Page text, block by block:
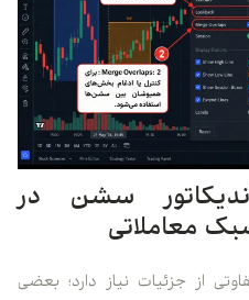
سشن در
معاملاتی
از جزئیات نیاز دارد؛ بعضی